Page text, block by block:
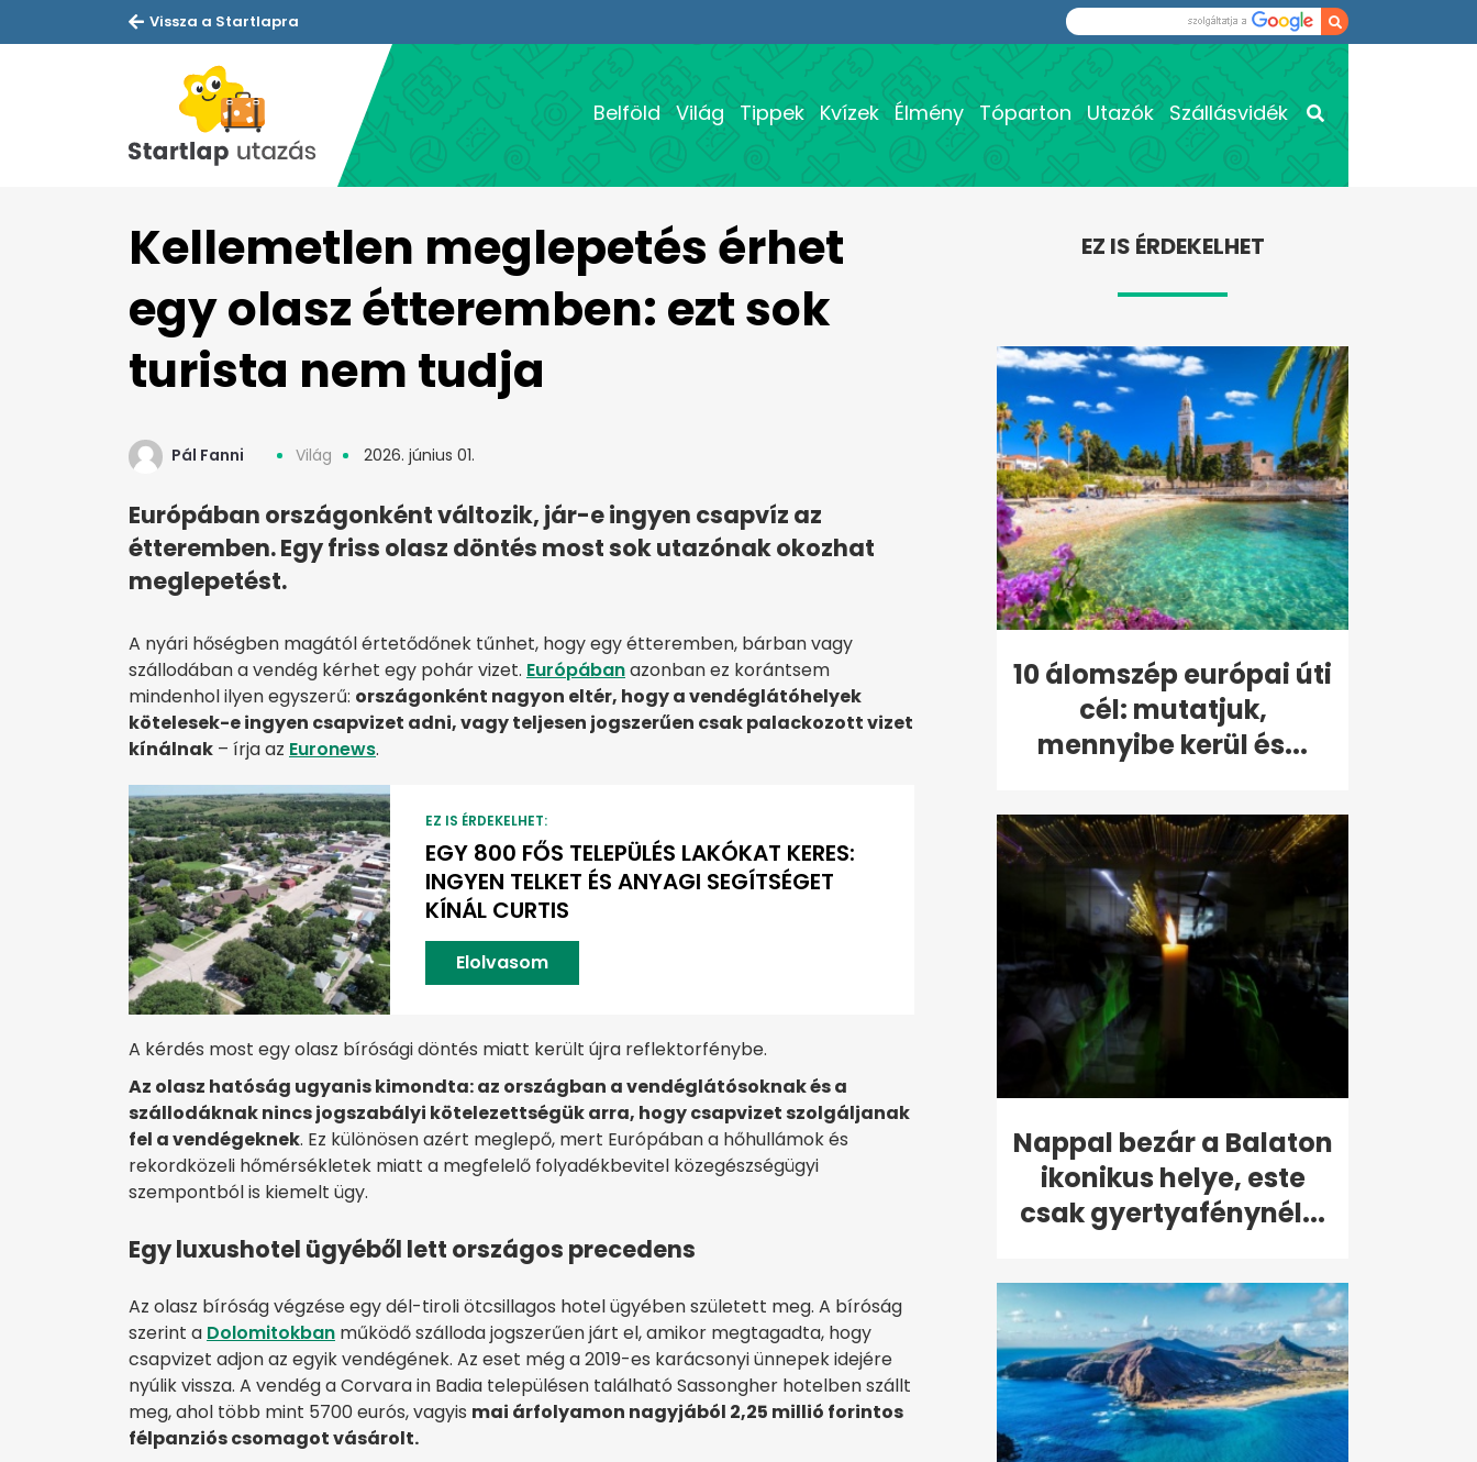
Vissza a Startlapra
Belföld Világ Tippek Kvízek Élmény Tóparton Utazók Szállásvidék
Kellemetlen meglepetés érhet
egy olasz étteremben: ezt sok
turista nem tudja
Pál Fanni Világ 2026. június 01.
Európában országonként változik, jár-e ingyen csapvíz az
étteremben. Egy friss olasz döntés most sok utazónak okozhat
meglepetést.
A nyári hőségben magától értetődőnek tűnhet, hogy egy étteremben, bárban vagy
szállodában a vendég kérhet egy pohár vizet. Európábanazonban ez korántsem
mindenhol ilyen egyszerű: országonként nagyon eltér, hogy a vendéglátóhelyek
kötelesek-e ingyen csapvizet adni, vagy teljesen jogszerűen csak palackozott vizet
kínálnak – írja az Euronews.
EZ IS ÉRDEKELHET:
EGY 800 FŐS TELEPÜLÉS LAKÓKAT KERES:
INGYEN TELKET ÉS ANYAGI SEGÍTSÉGET
KÍNÁL CURTIS
Elolvasom
A kérdés most egy olasz bírósági döntés miatt került újra reflektorfénybe.
Az olasz hatóság ugyanis kimondta: az országban a vendéglátósoknak és a
szállodáknak nincs jogszabályi kötelezettségük arra, hogy csapvizet szolgáljanak
fel a vendégeknek. Ez különösen azért meglepő, mert Európában a hőhullámok és
rekordközeli hőmérsékletek miatt a megfelelő folyadékbevitel közegészségügyi
szempontból is kiemelt ügy.
Egy luxushotel ügyéből lett országos precedens
Az olasz bíróság végzése egy dél-tiroli ötcsillagos hotel ügyében született meg. A bíróság
szerint a Dolomitokban működő szálloda jogszerűen járt el, amikor megtagadta, hogy
csapvizet adjon az egyik vendégének. Az eset még a 2019-es karácsonyi ünnepek idejére
nyúlik vissza. A vendég a Corvara in Badia településen található Sassongher hotelben szállt
meg, ahol több mint 5700 eurós, vagyis mai árfolyamon nagyjából 2,25 millió forintos
félpanziós csomagot vásárolt.
EZ IS ÉRDEKELHET
10 álomszép európai úti
cél: mutatjuk,
mennyibe kerül és...
Nappal bezár a Balaton
ikonikus helye, este
csak gyertyafénynél...